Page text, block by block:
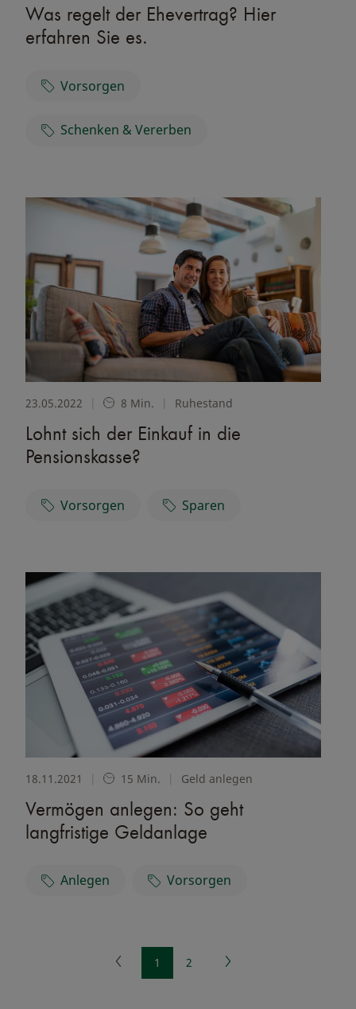
Was regelt der Ehevertrag? Hier
erfahren Sie es.
Vorsorgen
Schenken & Vererben
23.05.2022 8 Min. Ruhestand
Lohnt sich der Einkauf in die
Pensionskasse?
Vorsorgen Sparen
18.11.2021 | 15 Min. | Geld anlegen
Vermögen anlegen: So geht
langfristige Geldanlage
Anlegen Vorsorgen
1 2